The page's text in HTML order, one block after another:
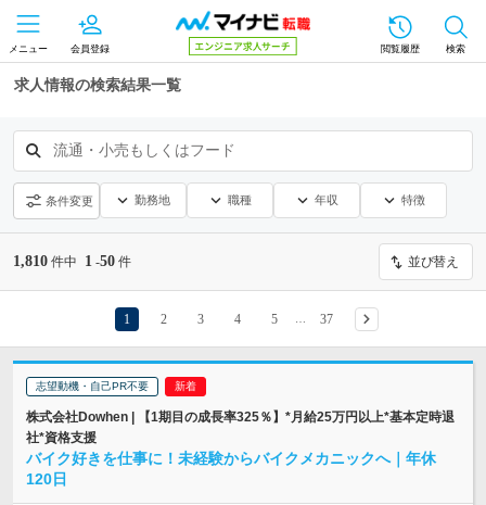
メニュー 会員登録 閲覧履歴 検索
求人情報の検索結果一覧
流通・小売もしくはフード
条件変更 勤務地 職種 年収 特徴
1,810 件中 1 -50 件 並び替え
1 2 3 4 5 37
志望動機・自己PR不要
株式会社Dowhen | 【1期目の成長率325％】*月給25万円以上*基本定時退
社*資格支援
バイク好きを仕事に！未経験からバイクメカニックへ｜年休
120日